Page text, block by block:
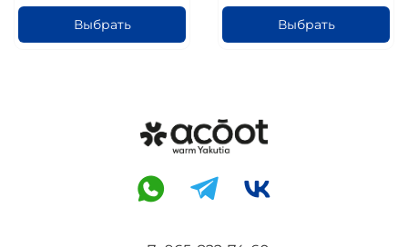
Выбрать Выбрать